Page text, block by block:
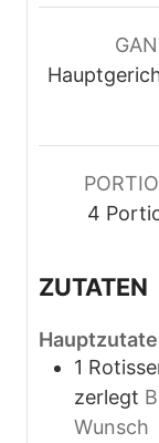
n
t
4
ZUTATEN
1
zerlegt
Wunsch